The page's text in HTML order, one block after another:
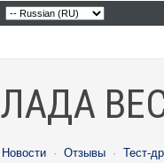
ЛАДА
Новости · Отзывы · Тест-